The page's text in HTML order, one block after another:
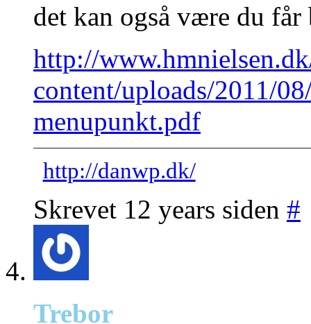
det kan også være du
http://
content/uploads/2011/
menupunkt.pdf
http://danwp.dk/
Skrevet 12 years siden #
Trebor